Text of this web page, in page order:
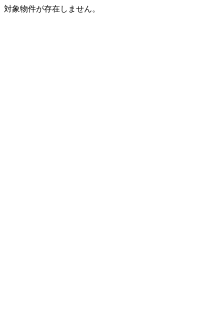
対象物件が存在しません。